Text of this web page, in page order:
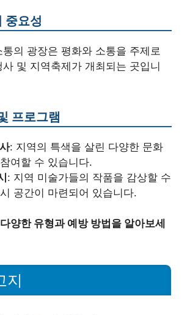
중요성
의 광장은 평화와 소통을 주제로
및 지역축제가 개최되는 곳입니
프로그램
: 지역의 특색을 살린 다양한 문화
여할 수 있습니다.
: 지역 미술가들의 작품을 감상할 수
공간이 마련되어 있습니다.
양한 유형과 예방 방법을 알아보세
지